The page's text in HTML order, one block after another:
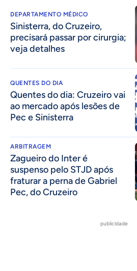
DEPARTAMENTO MÉDICO
Sinisterra, do Cruzeiro,
precisará passar por cirurgia;
veja detalhes
QUENTES DO DIA
Quentes do dia: Cruzeiro vai
ao mercado após lesões de
Pec e Sinisterra
ARBITRAGEM
Zagueiro do Inter é
suspenso pelo STJD após
fraturar a perna de Gabriel
Pec, do Cruzeiro
publicidade